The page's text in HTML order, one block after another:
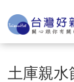
土庫親